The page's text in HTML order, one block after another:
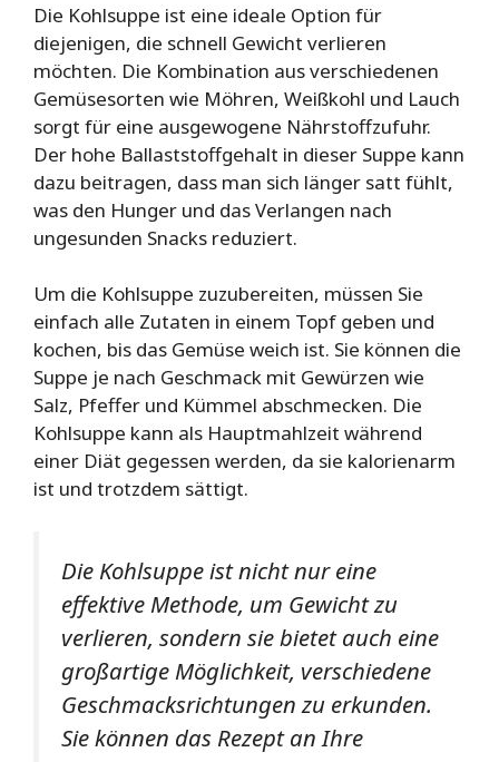
Die Kohlsuppe ist eine ideale Option für
diejenigen, die schnell Gewicht verlieren
möchten. Die Kombination aus verschiedenen
Gemüsesorten wie Möhren, Weißkohl und Lauch
sorgt für eine ausgewogene Nährstoffzufuhr.
Der hohe Ballaststoffgehalt in dieser Suppe kann
dazu beitragen, dass man sich länger satt fühlt,
was den Hunger und das Verlangen nach
ungesunden Snacks reduziert.
Um die Kohlsuppe zuzubereiten, müssen Sie
einfach alle Zutaten in einem Topf geben und
kochen, bis das Gemüse weich ist. Sie können die
Suppe je nach Geschmack mit Gewürzen wie
Salz, Pfeffer und Kümmel abschmecken. Die
Kohlsuppe kann als Hauptmahlzeit während
einer Diät gegessen werden, da sie kalorienarm
ist und trotzdem sättigt.
Die Kohlsuppe ist nicht nur eine
effektive Methode, um Gewicht zu
verlieren, sondern sie bietet auch eine
großartige Möglichkeit, verschiedene
Geschmacksrichtungen zu erkunden.
Sie können das Rezept an Ihre